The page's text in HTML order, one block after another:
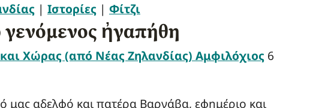
| Ιστορίες | Φίτζι
ἠγαπήθη
Χώρας (από Νέας Ζηλανδίας) Αμφιλόχιος 6
μας αδελφό και πατέρα Βαρνάβα, εφημέριο και